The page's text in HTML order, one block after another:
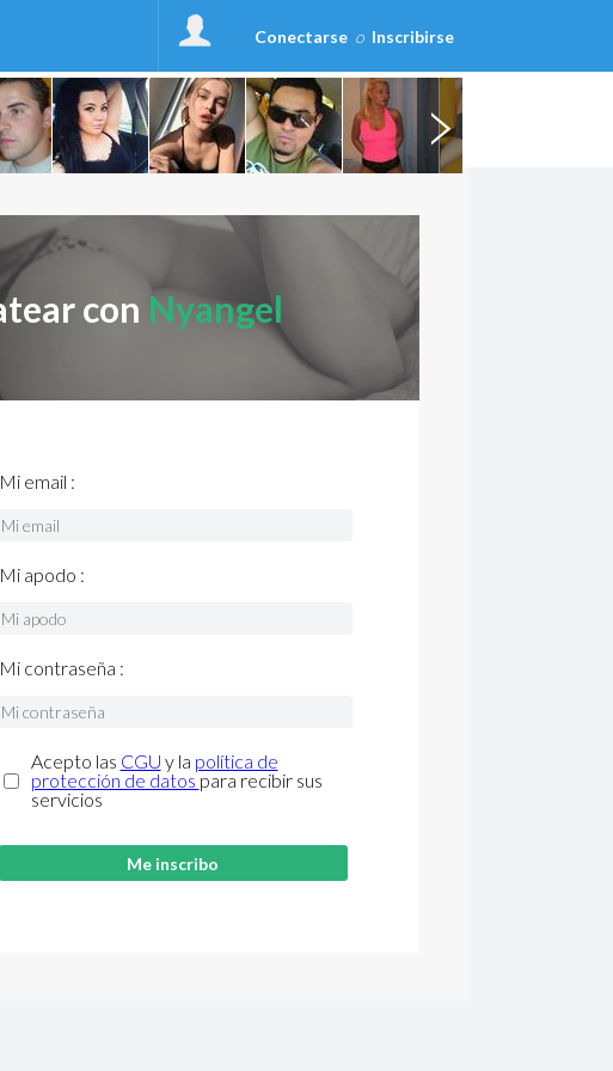
Conectarse o Inscribirse
con Nyangel
Mi email :
Mi apodo :
Mi contraseña :
Acepto las CGU y la política de
protección de datos para recibir sus
servicios